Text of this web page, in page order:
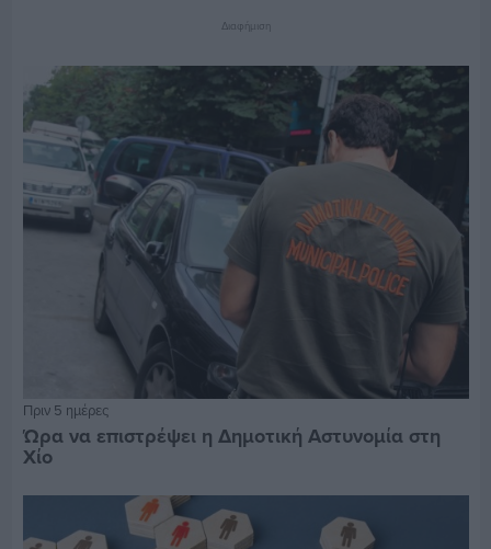
Διαφήμιση
Πριν 5 ημέρες
Ώρα να επιστρέψει η Δημοτική Αστυνομία στη
Χίο